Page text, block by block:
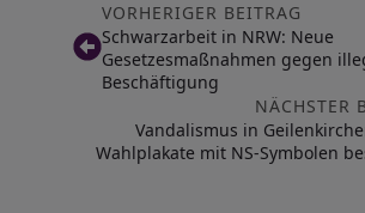
VORHERIGER BEITRAG
Schwarzarbeit in NRW: Neue
Gesetzesmaßnahmen gegen
Beschäftigung
NÄCHSTER
Vandalismus in
Wahlplakate mit NS-Symbolen